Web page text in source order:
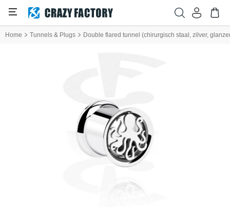
Home Tunnels & Plugs Double flared tunnel (chirurgisch staal, zilver,